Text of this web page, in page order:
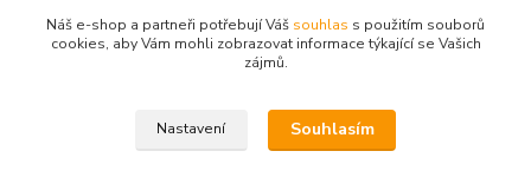
+420775654704
Náš e-shop a partneři potřebují Váš souhlas s použitím souborů
cookies, aby Vám mohli zobrazovat informace týkající se Vašich
zájmů.
Nastavení Souhlasím